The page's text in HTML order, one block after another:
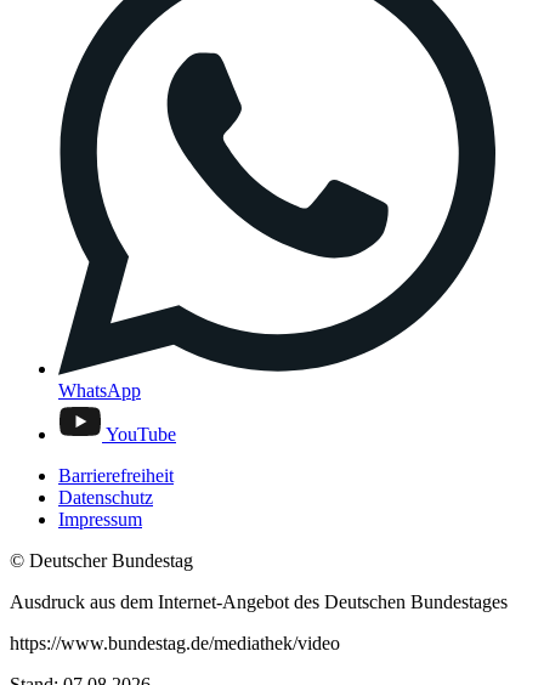
WhatsApp
YouTube
Barrierefreiheit
Datenschutz
Impressum
© Deutscher Bundestag
Ausdruck aus dem Internet-Angebot des Deutschen Bundestages
https://www.bundestag.de/mediathek/video